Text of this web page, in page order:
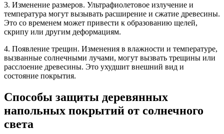
3. Изменение размеров. Ультрафиолетовое излучение и
температура могут вызывать расширение и сжатие древесины.
Это со временем может привести к образованию щелей,
скрипу или другим деформациям.
4. Появление трещин. Изменения в влажности и температуре,
вызванные солнечными лучами, могут вызвать трещины или
расслоение древесины. Это ухудшит внешний вид и
состояние покрытия.
Способы защиты деревянных
напольных покрытий от солнечного
света